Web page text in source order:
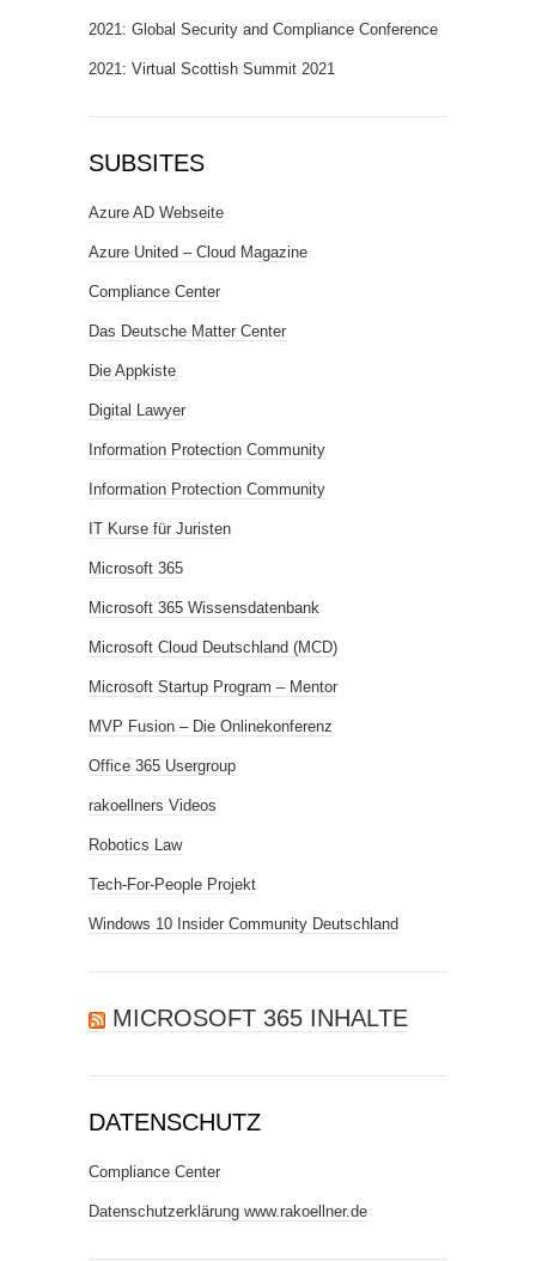
2021: Global Security and Compliance Conference
2021: Virtual Scottish Summit 2021
SUBSITES
Azure AD Webseite
Azure United – Cloud Magazine
Compliance Center
Das Deutsche Matter Center
Die Appkiste
Digital Lawyer
Information Protection Community
Information Protection Community
IT Kurse für Juristen
Microsoft 365
Microsoft 365 Wissensdatenbank
Microsoft Cloud Deutschland (MCD)
Microsoft Startup Program – Mentor
MVP Fusion – Die Onlinekonferenz
Office 365 Usergroup
rakoellners Videos
Robotics Law
Tech-For-People Projekt
Windows 10 Insider Community Deutschland
MICROSOFT 365 INHALTE
DATENSCHUTZ
Compliance Center
Datenschutzerklärung www.rakoellner.de